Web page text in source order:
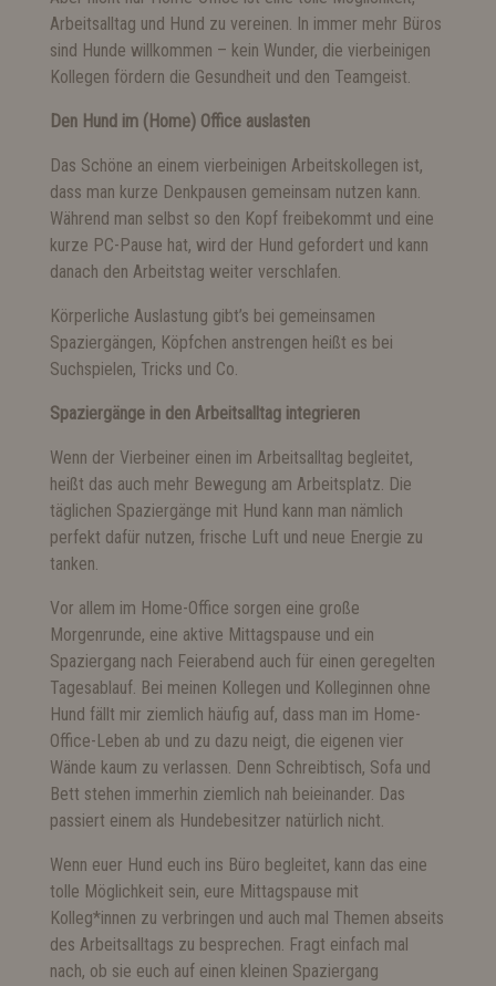
Arbeitsalltag und Hund zu vereinen. In immer mehr Büros
sind Hunde willkommen – kein Wunder, die vierbeinigen
Kollegen fördern die Gesundheit und den Teamgeist.
Den Hund im (Home) Office auslasten
Das Schöne an einem vierbeinigen Arbeitskollegen ist,
dass man kurze Denkpausen gemeinsam nutzen kann.
Während man selbst so den Kopf freibekommt und eine
kurze PC-Pause hat, wird der Hund gefordert und kann
danach den Arbeitstag weiter verschlafen.
Körperliche Auslastung gibt’s bei gemeinsamen
Spaziergängen, Köpfchen anstrengen heißt es bei
Suchspielen, Tricks und Co.
Spaziergänge in den Arbeitsalltag integrieren
Wenn der Vierbeiner einen im Arbeitsalltag begleitet,
heißt das auch mehr Bewegung am Arbeitsplatz. Die
täglichen Spaziergänge mit Hund kann man nämlich
perfekt dafür nutzen, frische Luft und neue Energie zu
tanken.
Vor allem im Home-Office sorgen eine große
Morgenrunde, eine aktive Mittagspause und ein
Spaziergang nach Feierabend auch für einen geregelten
Tagesablauf. Bei meinen Kollegen und Kolleginnen ohne
Hund fällt mir ziemlich häufig auf, dass man im Home-
Office-Leben ab und zu dazu neigt, die eigenen vier
Wände kaum zu verlassen. Denn Schreibtisch, Sofa und
Bett stehen immerhin ziemlich nah beieinander. Das
passiert einem als Hundebesitzer natürlich nicht.
Wenn euer Hund euch ins Büro begleitet, kann das eine
tolle Möglichkeit sein, eure Mittagspause mit
Kolleg*innen zu verbringen und auch mal Themen abseits
des Arbeitsalltags zu besprechen. Fragt einfach mal
nach, ob sie euch auf einen kleinen Spaziergang